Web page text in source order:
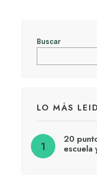
Buscar
LO MÁS
20
escuela